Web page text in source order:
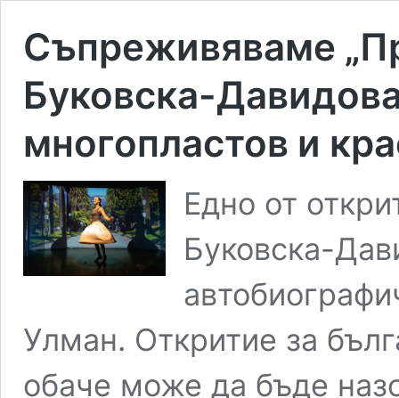
Съпреживяваме
Буковска-
многопластов и
Едно от
Буковска-
Улман. Откритие за
обаче може да бъде